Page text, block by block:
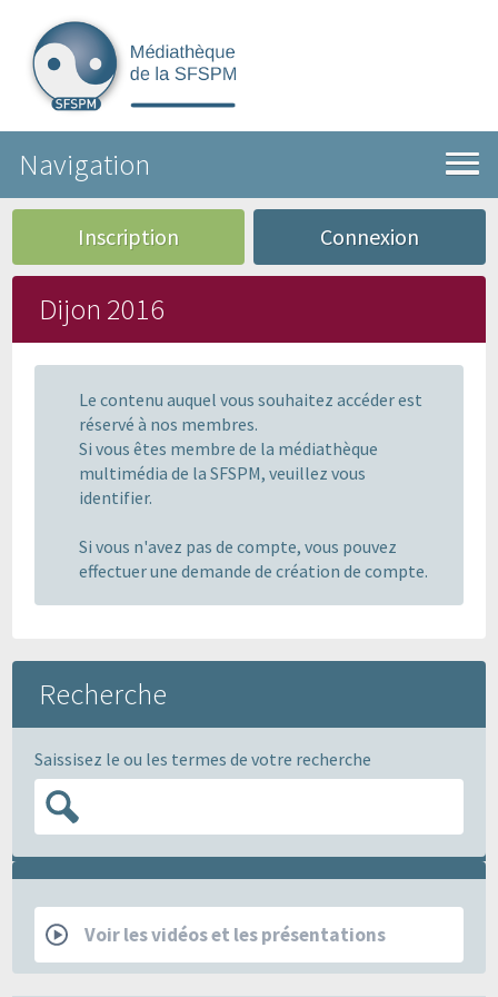
Navigation
Inscription Connexion
Dijon 2016
Le contenu auquel vous souhaitez accéder est
réservé à nos membres.
Si vous êtes membre de la médiathèque
multimédia de la SFSPM, veuillez vous
identifier.
Si vous n'avez pas de compte, vous pouvez
effectuer une demande de création de compte.
Recherche
Saissisez le ou les termes de votre recherche
RCP
Voir les vidéos et les présentations